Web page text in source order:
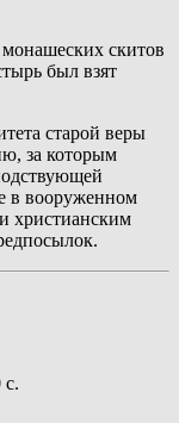
скитов
был взят
старой веры
за которым
в вооруженном
христианским
с.